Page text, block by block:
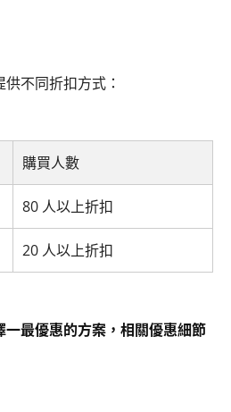
不同折扣方式：
購買人數
80 人以上折扣
20 人以上折扣
最優惠的方案，相關優惠細節